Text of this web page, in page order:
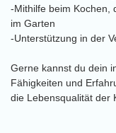
-Mithilfe beim Kochen,
im Garten
-Unterstützung in der
Gerne kannst du dein
Fähigkeiten und
die Lebensqualität der